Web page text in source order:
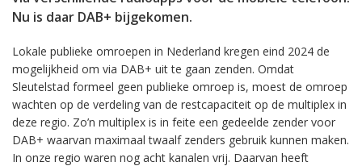
Nu is daar DAB+ bijgekomen.
Lokale publieke omroepen in Nederland kregen eind 2024 de
mogelijkheid om via DAB+ uit te gaan zenden. Omdat
Sleutelstad formeel geen publieke omroep is, moest de omroep
wachten op de verdeling van de restcapaciteit op de multiplex in
deze regio. Zo’n multiplex is in feite een gedeelde zender voor
DAB+ waarvan maximaal twaalf zenders gebruik kunnen maken.
In onze regio waren nog acht kanalen vrij. Daarvan heeft